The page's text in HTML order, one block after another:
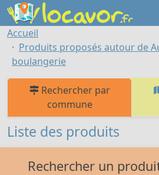
Accueil
Produits proposés autour de
boulangerie
Rechercher par
commune
Liste des produits
Rechercher un